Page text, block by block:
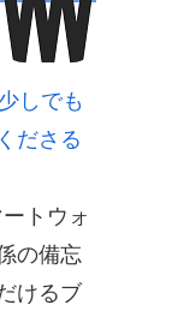
少しでも
ださる
トウォ
の備忘
けるブ